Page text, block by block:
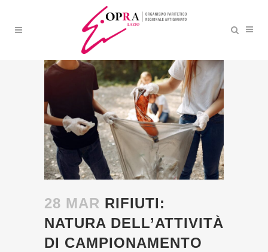
RIFIUTI: NATURA
DELL’ATTIVITÀ DI
CAMPIONAMENTO
28 MAR RIFIUTI:
NATURA DELL’ATTIVITÀ
DI CAMPIONAMENTO